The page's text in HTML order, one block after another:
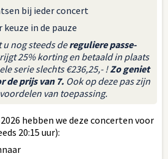
bij ieder concert
in de pauze
u nog steeds dereguliere passe-
25% korting en betaald in plaats
serie slechts €236,25,- !Zo geniet
de prijs van 7. Ook op deze pas zijn
van toepassing.
hebben we deze concerten voor
20:15 uur):